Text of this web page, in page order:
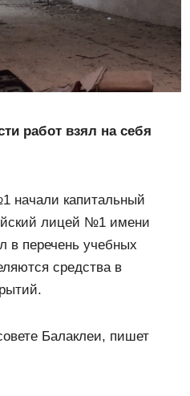
работ взял на себя
начали капитальный
лицей №1 имени
в перечень учебных
средства в
Балаклеи, пишет